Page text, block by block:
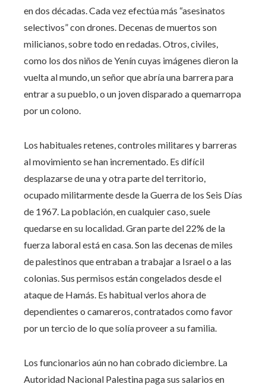
en dos décadas. Cada vez efectúa más “asesinatos
selectivos” con drones. Decenas de muertos son
milicianos, sobre todo en redadas. Otros, civiles,
como los dos niños de Yenín cuyas imágenes dieron la
vuelta al mundo, un señor que abría una barrera para
entrar a su pueblo, o un joven disparado a quemarropa
por un colono.
Los habituales retenes, controles militares y barreras
al movimiento se han incrementado. Es difícil
desplazarse de una y otra parte del territorio,
ocupado militarmente desde la Guerra de los Seis Días
de 1967. La población, en cualquier caso, suele
quedarse en su localidad. Gran parte del 22% de la
fuerza laboral está en casa. Son las decenas de miles
de palestinos que entraban a trabajar a Israel o a las
colonias. Sus permisos están congelados desde el
ataque de Hamás. Es habitual verlos ahora de
dependientes o camareros, contratados como favor
por un tercio de lo que solía proveer a su familia.
Los funcionarios aún no han cobrado diciembre. La
Autoridad Nacional Palestina paga sus salarios en